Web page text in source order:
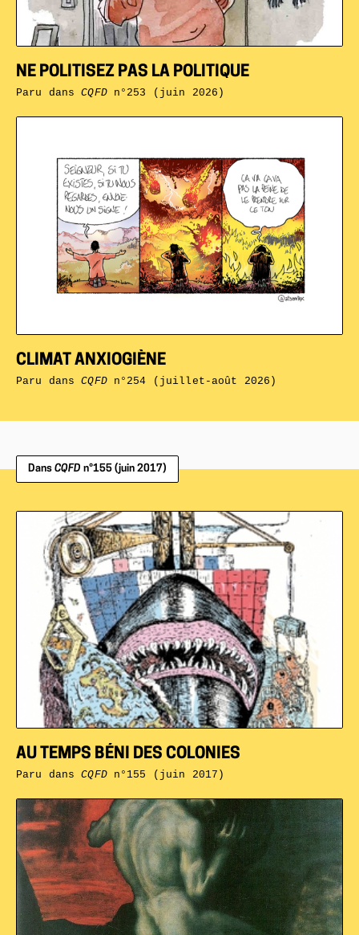
CLIMAT ANXIOGIÈNE
Paru dansCQFDn°254 (juillet-août 2026)
NE POLITISEZ PAS LA POLITIQUE
Paru dansCQFDn°253 (juin 2026)
Dans CQFD n°155 (juin 2017)
AU TEMPS BÉNI DES COLONIES
Paru dansCQFDn°155 (juin 2017)